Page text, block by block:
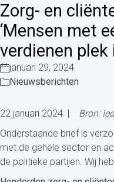
Zorg- en
‘Mensen met
verdienen plek
januari 29, 2024
Nieuwsberichten
22 januari 2024 | Bron:
Onderstaande brief is
met de gehele sector en
de politieke partijen. Wij